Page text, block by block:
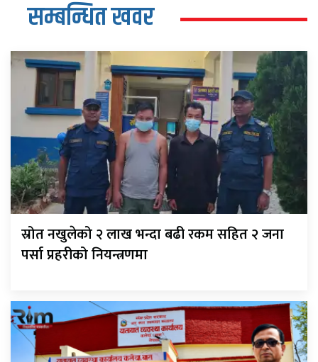
सम्बन्धित खवर
स्रोत नखुलेको २ लाख भन्दा बढी रकम सहित २ जना
पर्सा प्रहरीको नियन्त्रणमा